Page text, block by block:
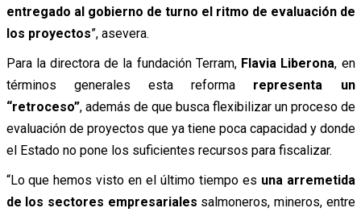
entregado al gobierno de turno el ritmo de evaluación de
los proyectos”, asevera.
Para la directora de la fundación Terram, Flavia Liberona, en
términos generales esta reforma representa un
“retroceso”, además de que busca flexibilizar un proceso de
evaluación de proyectos que ya tiene poca capacidad y donde
el Estado no pone los suficientes recursos para fiscalizar.
“Lo que hemos visto en el último tiempo es una arremetida
de los sectores empresariales salmoneros, mineros, entre